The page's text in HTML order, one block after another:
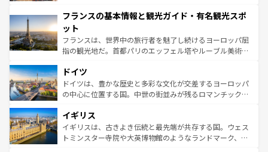
ませてくれるイタリアで、忘れられない旅をしてみよう！
なお、新着のイタリア情報は
しい。
文化が根付くこの国では、情熱的なフラメンコ、熱気あふ
れる闘牛、そして美味しいタパスが生活の一部となってい
る。首都マドリードの洗練された雰囲気や、バルセロナの
アートに溢れた街角から、地方では古代ローマ遺跡や中世
せる。地方によって風土や気候が異なるスペインはその個
性で訪れる人を魅了する。 なお、新着のスペイン情報は コ
ンテンツ一覧を参照してほしい。
フランスの基本情報と観光ガイド・有名観光スポ
ット
フランスは、世界中の旅行者を魅了し続けるヨーロッパ屈
指の観光地だ。首都パリのエッフェル塔やルーブル美術館
で、幅広い魅力が詰まっている。華麗な宮殿、歴史的な大
聖堂、美しいビーチ、そして豊かな自然が、訪れる者を心
から魅了する。また、フランスは美食の国としても知ら
いる。シャンパンの発祥地であるランス、プロヴァンスの
香り高いラベンダー畑など、多彩な楽しみ方が可能だ。さ
らに、パリ以外の地域にも魅力が溢れており、どの街角に
ドイツ
ドイツは、豊かな歴史と多彩な文化が交差するヨーロッパ
の中心に位置する国。中世の街並みが残るロマンチック街
顔を持つこの国は、どこを歩いても飽きることがない。ベ
ルリンの文化的活気、バイエルン州のアルプスの絶景、そ
してライン川沿いのワイン畑といった風景は必見。ビール
イギリス
イギリスは、古きよき伝統と最先端が共存する国。ウェス
トミンスター寺院や大英博物館のようなランドマーク、歴